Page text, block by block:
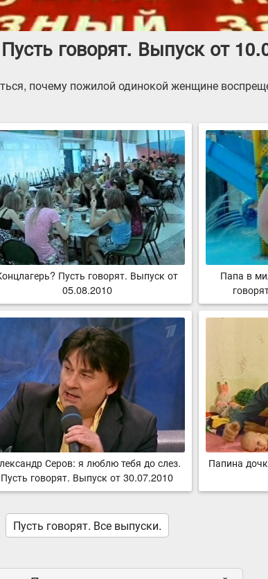
говорят. Выпуск от
почему пожилой одинокой женщине
Пусть говорят. Выпуск от
05.08.2010
Папа в
Серов: я люблю тебя до слез.
Пусть говорят. Выпуск от 30.07.2010
Папина
Пусть говорят. Все выпуски.